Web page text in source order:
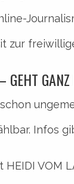
zur
GEHT
Infos
VOM